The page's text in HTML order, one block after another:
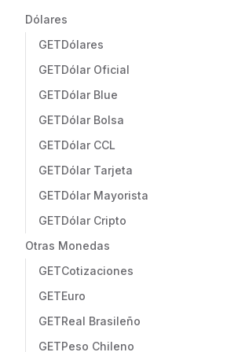
Dólares
GETDólares
GETDólar Oficial
GETDólar Blue
GETDólar Bolsa
GETDólar CCL
GETDólar Tarjeta
GETDólar Mayorista
GETDólar Cripto
Otras Monedas
GETCotizaciones
GETEuro
GETReal Brasileño
GETPeso Chileno